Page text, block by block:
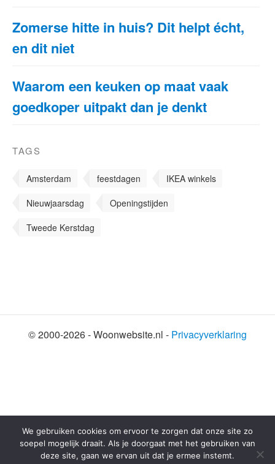
Zomerse hitte in huis? Dit helpt écht,
en dit niet
Waarom een keuken op maat vaak
goedkoper uitpakt dan je denkt
TAGS
Amsterdam feestdagen
IKEA winkels
Nieuwjaarsdag
Openingstijden
Tweede Kerstdag
© 2000-2026 - Woonwebsite.nl - Privacyverklaring
We gebruiken cookies om ervoor te zorgen dat onze site zo
soepel mogelijk draait. Als je doorgaat met het gebruiken van
deze site, gaan we ervan uit dat je ermee instemt.